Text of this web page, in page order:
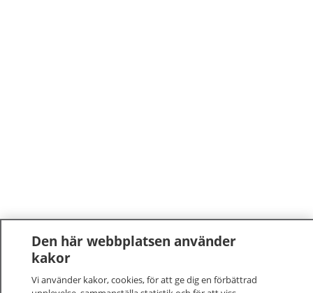
Den här webbplatsen använder
kakor
Vi använder kakor, cookies, för att ge dig en förbättrad